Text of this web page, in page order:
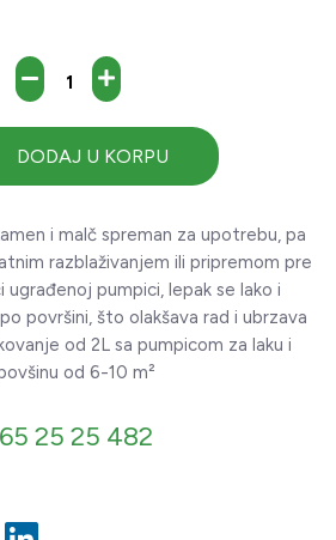
DODAJ U KORPU
i malč spreman za upotrebu, pa
razblaživanjem ili pripremom pre
ugrađenoj pumpici, lepak se lako i
površini, što olakšava rad i ubrzava
od 2L sa pumpicom za laku i
od 6-10 m²
25 25 482